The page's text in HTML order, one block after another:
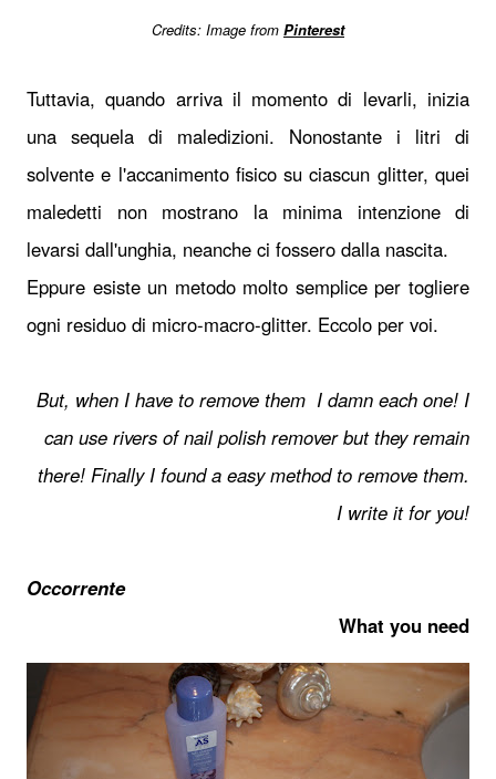
Credits: Image from Pinterest
Tuttavia, quando arriva il momento di levarli, inizia
una sequela di maledizioni. Nonostante i litri di
solvente e l'accanimento fisico su ciascun glitter, quei
maledetti non mostrano la minima intenzione di
levarsi dall'unghia, neanche ci fossero dalla nascita.
Eppure esiste un metodo molto semplice per togliere
ogni residuo di micro-macro-glitter. Eccolo per voi.
But, when I have to remove them I damn each one! I
can use rivers of nail polish remover but they remain
there! Finally I found a easy method to remove them.
I write it for you!
Occorrente
What you need